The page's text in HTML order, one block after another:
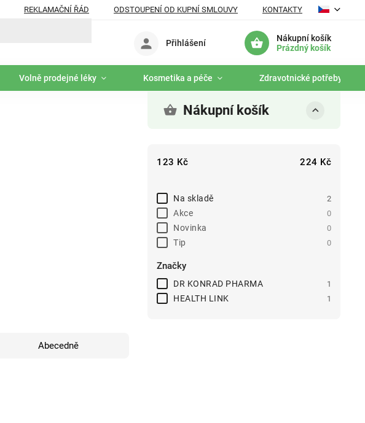
REKLAMAČNÍ ŘÁD ODSTOUPENÍ OD KUPNÍ SMLOUVY KONTAKTY
Nákupní košík
Prázdný košík
Přihlášení
Volně prodejné léky Kosmetika a péče Zdravotnické potřeby
Nákupní košík
123 Kč 224 Kč
Na skladě 2
Akce 0
Novinka 0
Tip 0
Značky
DR KONRAD PHARMA 1
HEALTH LINK 1
Abecedně